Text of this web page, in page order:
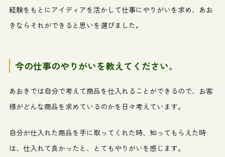
経験をもとにアイディアを活かして仕事にやりがいを求め、あお
きならそれができると思いを選びました。
今の仕事のやりがいを教えてください。
あおきでは自分で考えて商品を仕入れることができるので、お客
様がどんな商品を求めているのかを日々考えています。
自分が仕入れた商品を手に取ってくれた時、知ってもらえた時
は、仕入れて良かったと、とてもやりがいを感じます。